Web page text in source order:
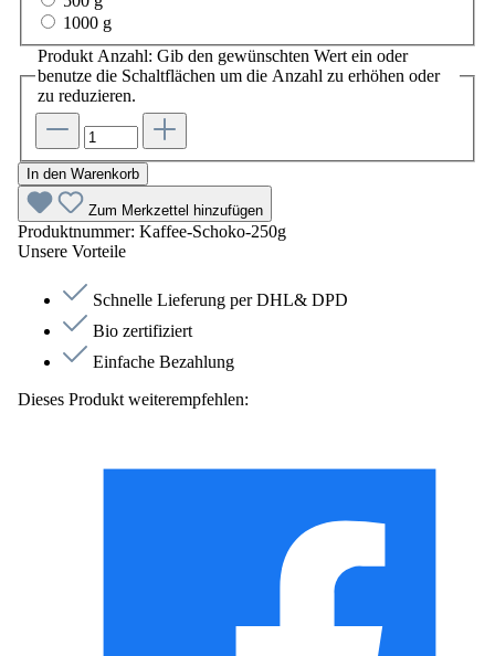
1000 g
Produkt Anzahl: Gib den gewünschten Wert ein oder
benutze die Schaltflächen um die Anzahl zu erhöhen oder
zu reduzieren.
In den Warenkorb
Zum Merkzettel hinzufügen
Produktnummer: Kaffee-Schoko-250g
Unsere Vorteile
Schnelle Lieferung per DHL& DPD
Bio zertifiziert
Einfache Bezahlung
Dieses Produkt weiterempfehlen: